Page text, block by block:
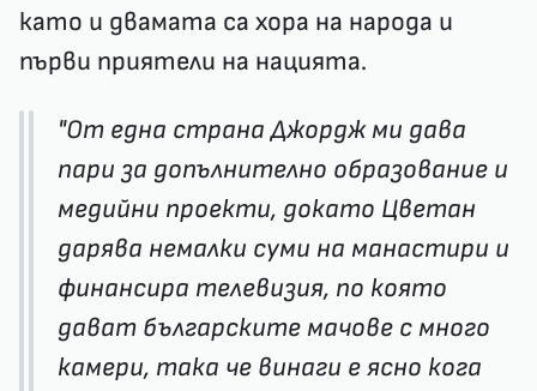
като и двамата са хора на народа и
първи приятели на нацията.
"От една страна Джордж ми дава
пари за допълнително образование и
медийни проекти, докато Цветан
дарява немалки суми на манастири и
финансира телевизия, по която
дават българските мачове с много
камери, така че винаги е ясно кога